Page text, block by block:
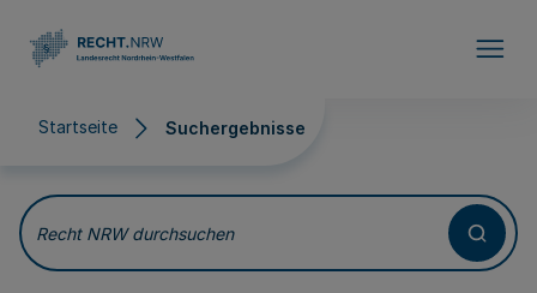
Startseite Suchergebnisse
Suchergebnisse
Recht NRW durchsuchen